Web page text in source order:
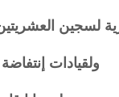
لسجين
ولقيادات